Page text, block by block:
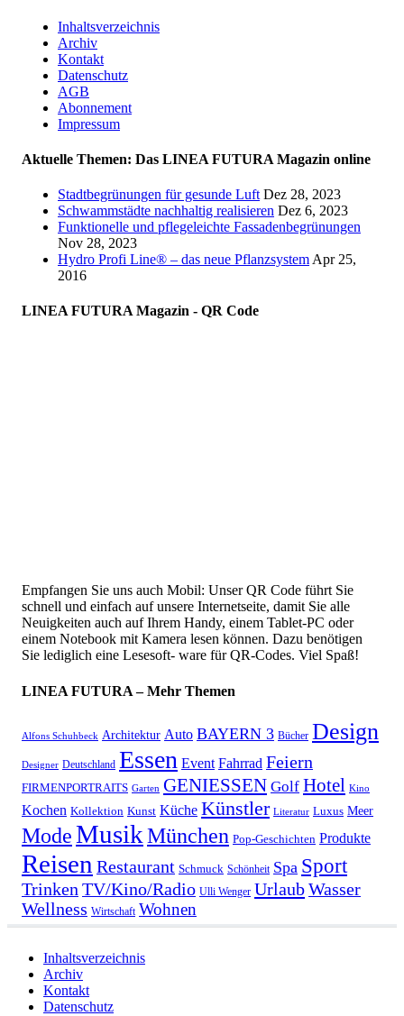
Inhaltsverzeichnis
Archiv
Kontakt
Datenschutz
AGB
Abonnement
Impressum
Aktuelle Themen: Das LINEA FUTURA Magazin online
Stadtbegrünungen für gesunde Luft Dez 28, 2023
Schwammstädte nachhaltig realisieren Dez 6, 2023
Funktionelle und pflegeleichte Fassadenbegrünungen
Nov 28, 2023
Hydro Profi Line® – das neue Pflanzsystem Apr 25,
2016
LINEA FUTURA Magazin - QR Code
Empfangen Sie uns auch Mobil: Unser QR Code führt Sie
schnell und einfach auf unsere Internetseite, damit Sie alle
Neuigkeiten auch auf Ihrem Handy, einem Tablet-PC oder
einem Notebook mit Kamera lesen können. Dazu benötigen
Sie lediglich eine Lesesoft- ware für QR-Codes. Viel Spaß!
LINEA FUTURA – Mehr Themen
Alfons Schuhbeck Architektur Auto BAYERN 3 Bücher Design
Designer Deutschland Essen Event Fahrrad Feiern
FIRMENPORTRAITS Garten GENIESSEN Golf Hotel Kino
Kochen Kollektion Kunst Küche Künstler Literatur Luxus Meer
ModeMusikMünchen Pop-Geschichten Produkte
Reisen Restaurant Schmuck Schönheit Spa Sport
Trinken TV/Kino/Radio Ulli Wenger UrlaubWasser
Wellness Wirtschaft Wohnen
Inhaltsverzeichnis
Archiv
Kontakt
Datenschutz